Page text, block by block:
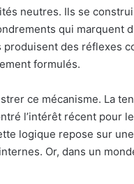
neutres. Ils se
qui marquent
des réflexes
formulés.
ce mécanisme. La
l’intérêt récent pour
logique repose sur
Or, dans un